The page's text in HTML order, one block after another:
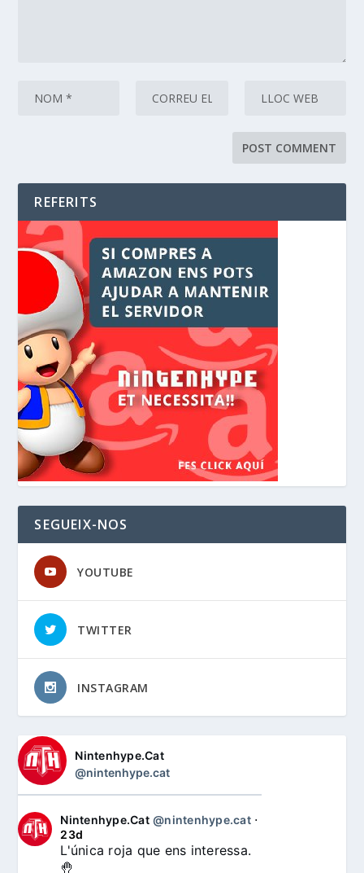
REFERITS
SEGUEIX-NOS
YOUTUBE
TWITTER
INSTAGRAM
Nintenhype.Cat
@nintenhype.cat
Nintenhype.Cat @nintenhype.cat⋅
23d
L'única roja que ens interessa.
🤚